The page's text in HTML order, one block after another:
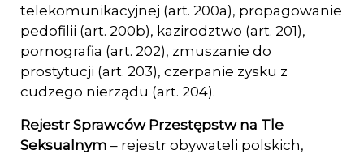
telekomunikacyjnej (art. 200a), propagowanie
pedofilii (art. 200b), kazirodztwo (art. 201),
pornografia (art. 202), zmuszanie do
prostytucji (art. 203), czerpanie zysku z
cudzego nierządu (art. 204).
Rejestr Sprawców Przestępstw na Tle
Seksualnym – rejestr obywateli polskich,